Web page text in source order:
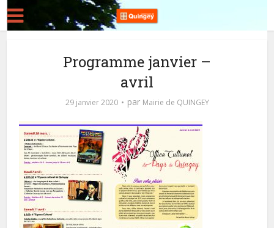
Programme janvier –
avril
29 janvier 2020 par Mairie de QUINGEY